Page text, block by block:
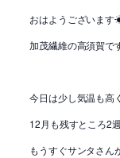
おはようございま
加茂繊維の高須賀で
今日は少し気温も高
12月も残すところ2
もうすぐサンタさん